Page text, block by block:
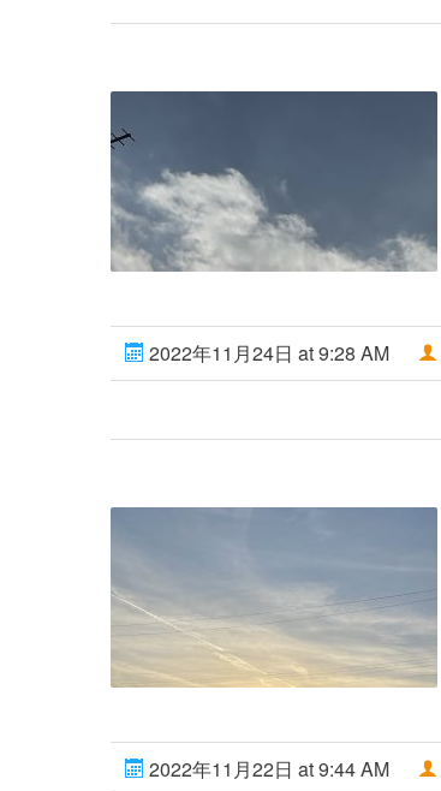
2022年11月24日 at 9:28 AM
2022年11月22日 at 9:44 AM